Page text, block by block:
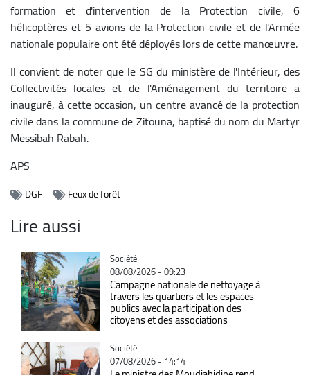
formation et d'intervention de la Protection civile, 6
hélicoptères et 5 avions de la Protection civile et de l'Armée
nationale populaire ont été déployés lors de cette manœuvre.
Il convient de noter que le SG du ministère de l'Intérieur, des
Collectivités locales et de l'Aménagement du territoire a
inauguré, à cette occasion, un centre avancé de la protection
civile dans la commune de Zitouna, baptisé du nom du Martyr
Messibah Rabah.
APS
DGF Feux de forêt
Lire aussi
Catégorie
Société
08/08/2026 - 09:23
Campagne nationale de nettoyage à
travers les quartiers et les espaces
publics avec la participation des
citoyens et des associations
Catégorie
Société
07/08/2026 - 14:14